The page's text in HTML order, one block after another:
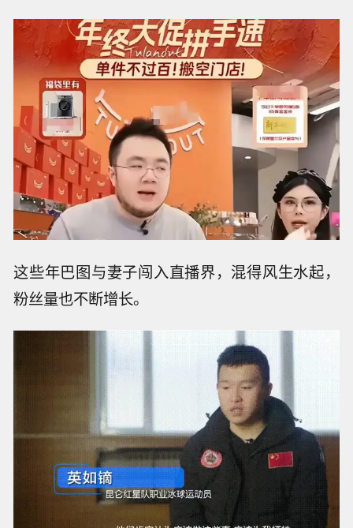
这些年巴图与妻子闯入直播界，混得风生水起，
粉丝量也不断增长。